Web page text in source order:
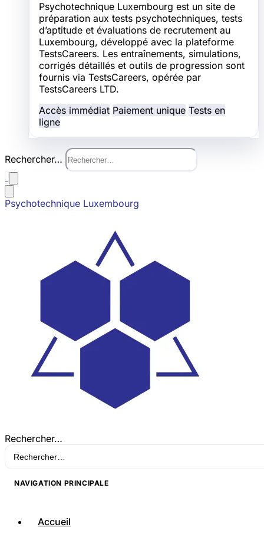
Psychotechnique Luxembourg est un site de
préparation aux tests psychotechniques, tests
d’aptitude et évaluations de recrutement au
Luxembourg, développé avec la plateforme
TestsCareers. Les entraînements, simulations,
corrigés détaillés et outils de progression sont
fournis via TestsCareers, opérée par
TestsCareers LTD.
Accès immédiat Paiement unique Tests en
ligne
Rechercher…
Psychotechnique Luxembourg
Rechercher…
NAVIGATION PRINCIPALE
Accueil